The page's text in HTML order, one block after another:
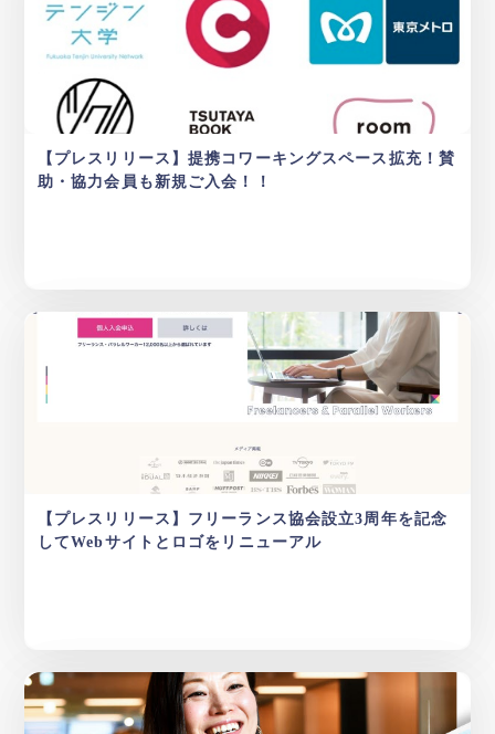
【プレスリリース】提携コワーキングスペース拡充！賛
助・協力会員も新規ご入会！！
【プレスリリース】フリーランス協会設立3周年を記念
してWebサイトとロゴをリニューアル